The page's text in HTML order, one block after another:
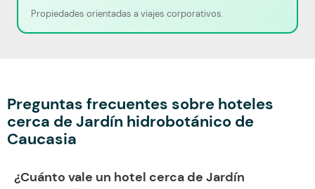
Propiedades orientadas a viajes corporativos.
Preguntas frecuentes sobre hoteles
cerca de Jardín hidrobotánico de
Caucasia
¿Cuánto vale un hotel cerca de Jardín